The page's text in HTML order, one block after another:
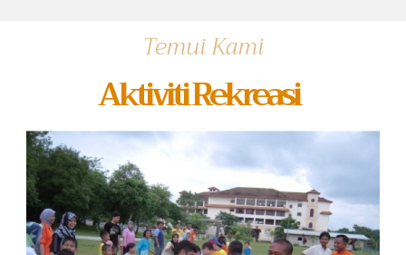
Temui Kami
Aktiviti Rekreasi